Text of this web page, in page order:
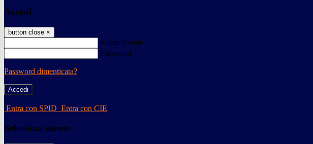
Accedi
button close ×
Nome Utente
Password
Password dimenticata?
-
Entra con SPID Entra con CIE
Seleziona utente